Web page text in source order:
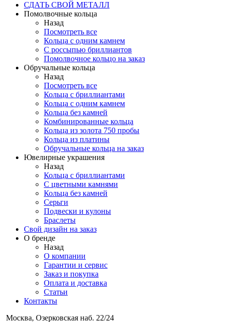
СДАТЬ СВОЙ МЕТАЛЛ
Помолвочные кольца
Назад
Посмотреть все
Кольца с одним камнем
С россыпью бриллиантов
Помолвочное кольцо на заказ
Обручальные кольца
Назад
Посмотреть все
Кольца с бриллиантами
Кольца с одним камнем
Кольца без камней
Комбинированные кольца
Кольца из золота 750 пробы
Кольца из платины
Обручальные кольца на заказ
Ювелирные украшения
Назад
Кольца с бриллиантами
С цветными камнями
Кольца без камней
Серьги
Подвески и кулоны
Браслеты
Свой дизайн на заказ
О бренде
Назад
О компании
Гарантии и сервис
Заказ и покупка
Оплата и доставка
Статьи
Контакты
Москва, Озерковская наб. 22/24